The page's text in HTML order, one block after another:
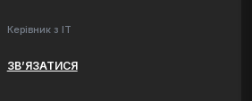
Керівник з ІТ
ЗВ’ЯЗАТИСЯ